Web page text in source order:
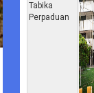
Tabika
Perpaduan